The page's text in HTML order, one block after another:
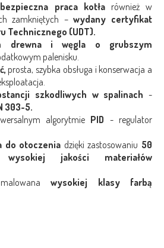
praca kotłarównież w
zamkniętych –wydany certyfikat
Technicznego (UDT).
drewna i węgla o grubszym
palenisku.
prosta, szybka obsługa i konserwacja a
szkodliwych w spalinach -
303-5.
algorytmie PID - regulator
do otoczenia dzięki zastosowaniu 50
jakości materiałów
wysokiej klasy farbą